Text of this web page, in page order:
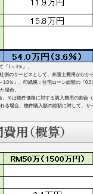
1～3％』。
のサービスとして、弁護士費用がかか
％』、印紙税：住宅ローン総額の『0.5
場合。
％は物件価格に対する購入費用の割合（
合、物件購入額の総額に対して、サー